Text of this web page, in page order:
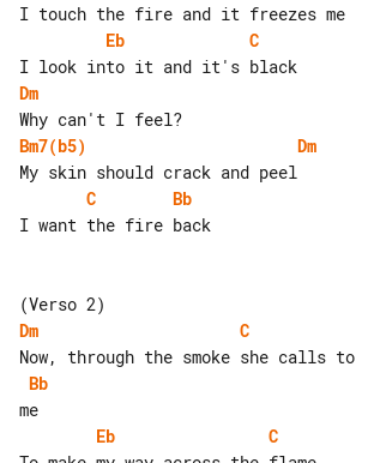
Eb
C
Dm
Bm7(b5)
Dm
C
Bb
I want the fire back
Dm
C
Bb
Eb
C